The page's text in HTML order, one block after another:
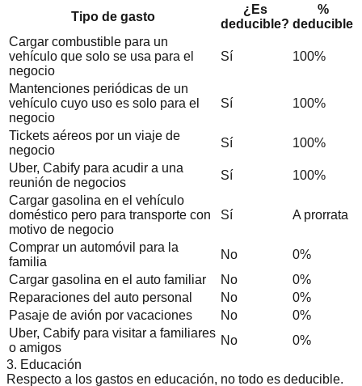
Tipo de gasto
¿Es
deducible?
%
deducible
Cargar combustible para un
vehículo que solo se usa para el
negocio
Sí 100%
Mantenciones periódicas de un
vehículo cuyo uso es solo para el
negocio
Sí 100%
Tickets aéreos por un viaje de
negocio
Sí
100%
Uber, Cabify para acudir a una
reunión de negocios
Sí
100%
Cargar gasolina en el vehículo
doméstico pero para transporte con
motivo de negocio
Sí A prorrata
Comprar un automóvil para la
familia
No
0%
Cargar gasolina en el auto familiar
No
0%
Reparaciones del auto personal
No
0%
Pasaje de avión por vacaciones
No
0%
Uber, Cabify para visitar a familiares
o amigos
No 0%
3. Educación
Respecto a los gastos en educación, no todo es deducible.